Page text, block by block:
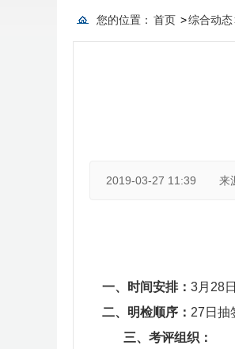
您的位置： 首页 >综合动态
2019-03-27 11:39 来
一、时间安排： 3月28
二、明检顺序： 27日抽
三、考评组织：